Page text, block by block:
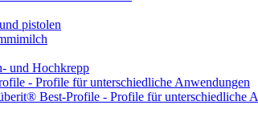
pistolen
und Hochkrepp
- Profile für unterschiedliche Anwendungen
Best-Profile - Profile für unterschiedliche